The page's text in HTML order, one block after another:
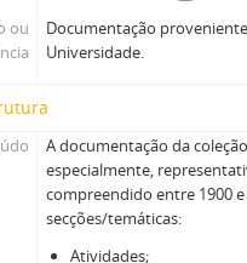
ou
Documentação
Universidade.
A documentação da
especialmente,
compreendido entre 1900
secções/temáticas:
Atividades;